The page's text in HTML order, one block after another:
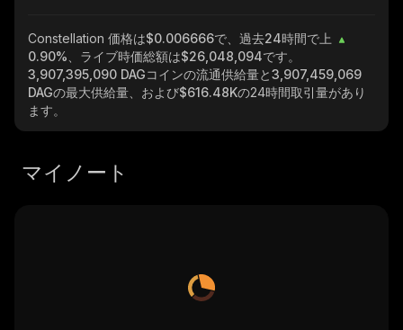
Constellation 価格は$0.006666で、過去24時間で上
0.90% 、ライブ時価総額は$26,048,094です。
3,907,395,090 DAGコインの流通供給量と3,907,459,069
DAGの最大供給量、および$616.48Kの24時間取引量があり
ます。
マイノート